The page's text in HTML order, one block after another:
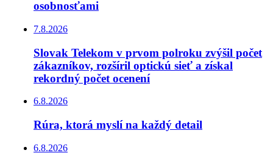
osobnosťami
7.8.2026
Slovak Telekom v prvom polroku zvýšil počet
zákazníkov, rozšíril optickú sieť a získal
rekordný počet ocenení
6.8.2026
Rúra, ktorá myslí na každý detail
6.8.2026